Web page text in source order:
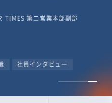
TIMES 第二営業本部副部
社員インタビュー